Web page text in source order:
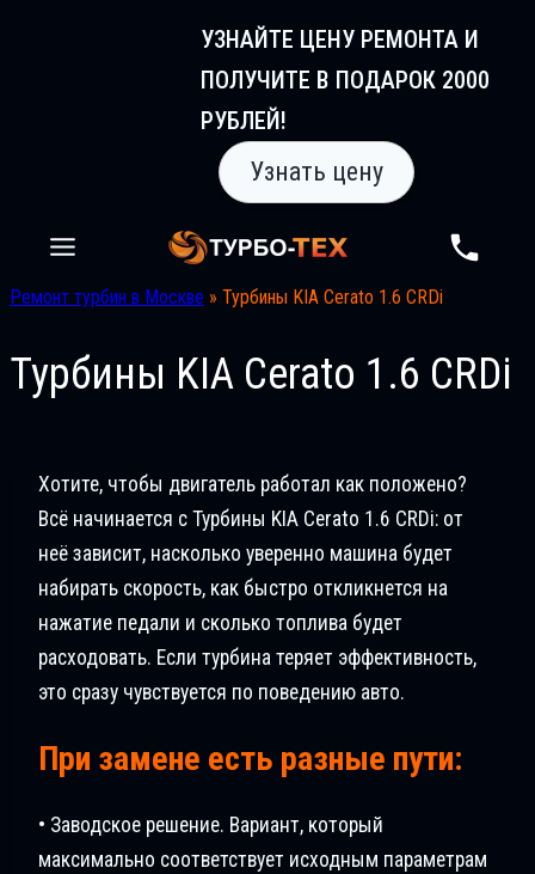
УЗНАЙТЕ ЦЕНУ РЕМОНТА И
ПОЛУЧИТЕ В ПОДАРОК 2000
РУБЛЕЙ!
Узнать цену
Ремонт турбин в Москве » Турбины KIA Ceratо 1.6 CRDi
Турбины KIA Ceratо 1.6 CRDi
Хотите, чтобы двигатель работал как положено?
Всё начинается с Турбины KIA Ceratо 1.6 CRDi: от
неё зависит, насколько уверенно машина будет
набирать скорость, как быстро откликнется на
нажатие педали и сколько топлива будет
расходовать. Если турбина теряет эффективность,
это сразу чувствуется по поведению авто.
При замене есть разные пути:
• Заводское решение. Вариант, который
максимально соответствует исходным параметрам